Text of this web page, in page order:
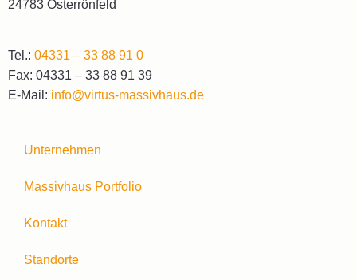
24783 Osterrönfeld
Tel.: 04331 – 33 88 91 0
Fax: 04331 – 33 88 91 39
E-Mail: info@virtus-massivhaus.de
Unternehmen
Massivhaus Portfolio
Kontakt
Standorte